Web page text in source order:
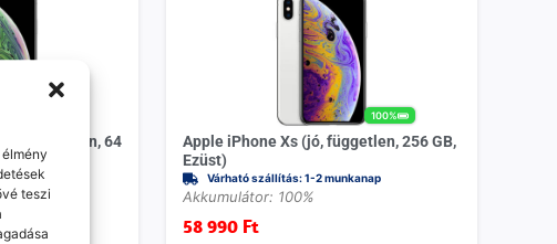
teszi
független, 64
100%
Apple iPhone Xs (jó, független, 256 GB,
Ezüst)
Várható szállítás: 1-2 munkanap
Akkumulátor: 100%
58 990 Ft